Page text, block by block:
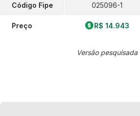
Código Fipe
Preço
025096-1
R$ 14.943
Versão pesquisada